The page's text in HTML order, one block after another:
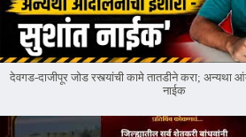
देवगड-दाजीपूर जोड रस्त्यांची कामे तातडीने करा; अन्यथा
नाईक